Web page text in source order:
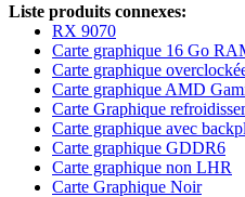
Liste produits connexes:
RX 9070
Carte graphique 16 Go
Carte graphique
Carte graphique AMD
Carte Graphique
Carte graphique avec
Carte graphique GDDR6
Carte graphique non LHR
Carte Graphique Noir